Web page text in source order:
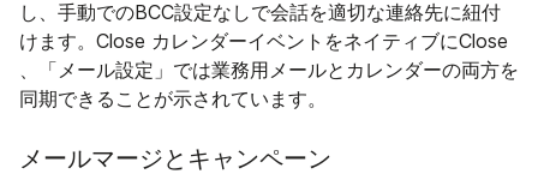
し、手動でのBCC設定なしで会話を適切な連絡先に紐付
けます。Close カレンダーイベントをネイティブにClose
、「メール設定」では業務用メールとカレンダーの両方を
同期できることが示されています。
メールマージとキャンペーン